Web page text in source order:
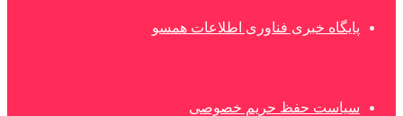
پایگاه خبری فناوری اطلاعات همسو
سیاست حفظ حریم خصوصی